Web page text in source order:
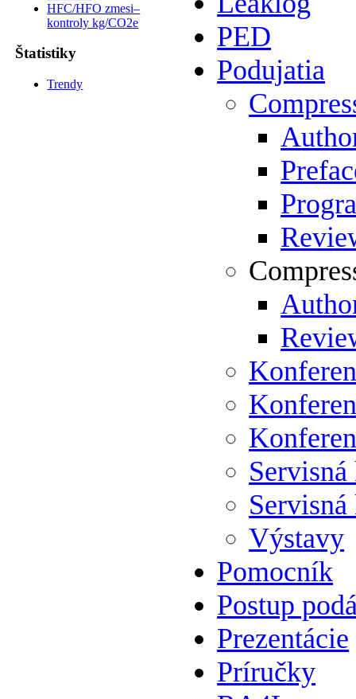
HFC/HFO zmesi–
kontroly kg/CO2e
Štatistiky
Trendy
PED
Podujatia
Výstavy
Pomocník
Postup
Prezentácie
Príručky